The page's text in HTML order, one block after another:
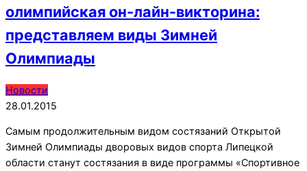
олимпийская он-лайн-викторина:
представляем виды Зимней
Олимпиады
2015-
01-
Новости
28.01.2015
Самым продолжительным видом состязаний Открытой
Зимней Олимпиады дворовых видов спорта Липецкой
области станут состязания в виде программы «Спортивное